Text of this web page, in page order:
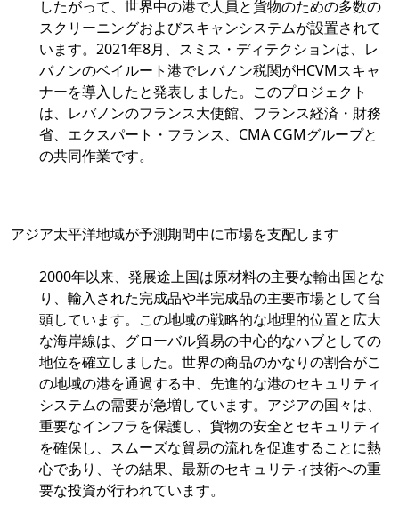
したがって、世界中の港で人員と貨物のための多数の
スクリーニングおよびスキャンシステムが設置されて
います。2021年8月、スミス・ディテクションは、レ
バノンのベイルート港でレバノン税関がHCVMスキャ
ナーを導入したと発表しました。このプロジェクト
は、レバノンのフランス大使館、フランス経済・財務
省、エクスパート・フランス、CMA CGMグループと
の共同作業です。
アジア太平洋地域が予測期間中に市場を支配します
2000年以来、発展途上国は原材料の主要な輸出国とな
り、輸入された完成品や半完成品の主要市場として台
頭しています。この地域の戦略的な地理的位置と広大
な海岸線は、グローバル貿易の中心的なハブとしての
地位を確立しました。世界の商品のかなりの割合がこ
の地域の港を通過する中、先進的な港のセキュリティ
システムの需要が急増しています。アジアの国々は、
重要なインフラを保護し、貨物の安全とセキュリティ
を確保し、スムーズな貿易の流れを促進することに熱
心であり、その結果、最新のセキュリティ技術への重
要な投資が行われています。